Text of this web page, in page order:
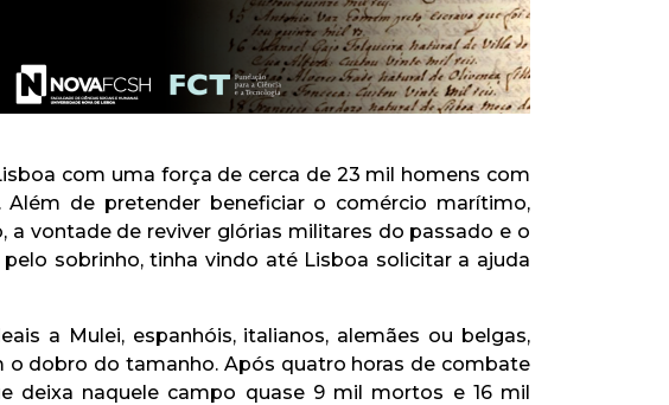
com uma força de cerca de 23 mil homens com
de pretender beneficiar o comércio marítimo,
vontade de reviver glórias militares do passado e o
sobrinho, tinha vindo até Lisboa solicitar a ajuda
a Mulei, espanhóis, italianos, alemães ou belgas,
dobro do tamanho. Após quatro horas de combate
deixa naquele campo quase 9 mil mortos e 16 mil